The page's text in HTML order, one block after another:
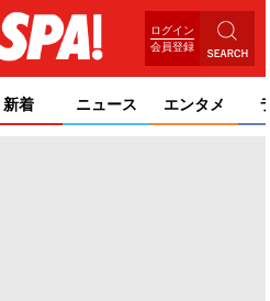
ログイン
会員登録
新着 ニュース エンタメ